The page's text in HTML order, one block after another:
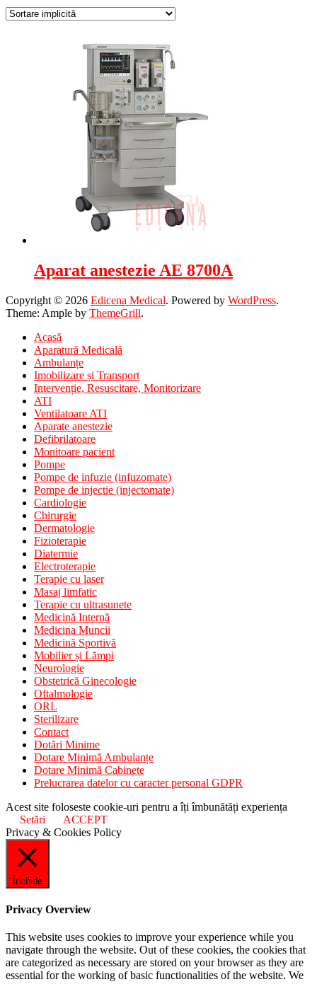
Aparat anestezie AE 8700A
Copyright © 2026 Edicena Medical. Powered by WordPress.
Theme: Ample by ThemeGrill.
Acasă
Aparatură Medicală
Ambulanțe
Imobilizare și Transport
Intervenție, Resuscitare, Monitorizare
ATI
Ventilatoare ATI
Aparate anestezie
Defibrilatoare
Monitoare pacient
Pompe
Pompe de infuzie (infuzomate)
Pompe de injectie (injectomate)
Cardiologie
Chirurgie
Dermatologie
Fizioterapie
Diatermie
Electroterapie
Terapie cu laser
Masaj limfatic
Terapie cu ultrasunete
Medicină Internă
Medicina Muncii
Medicină Sportivă
Mobilier și Lămpi
Neurologie
Obstetrică Ginecologie
Oftalmologie
ORL
Sterilizare
Contact
Dotări Minime
Dotare Minimă Ambulanțe
Dotare Minimă Cabinete
Prelucrarea datelor cu caracter personal GDPR
Acest site foloseste cookie-uri pentru a îți îmbunătăți experiența
Setări
ACCEPT
Privacy & Cookies Policy
Închide
Privacy Overview
This website uses cookies to improve your experience while you
navigate through the website. Out of these cookies, the cookies that
are categorized as necessary are stored on your browser as they are
essential for the working of basic functionalities of the website. We